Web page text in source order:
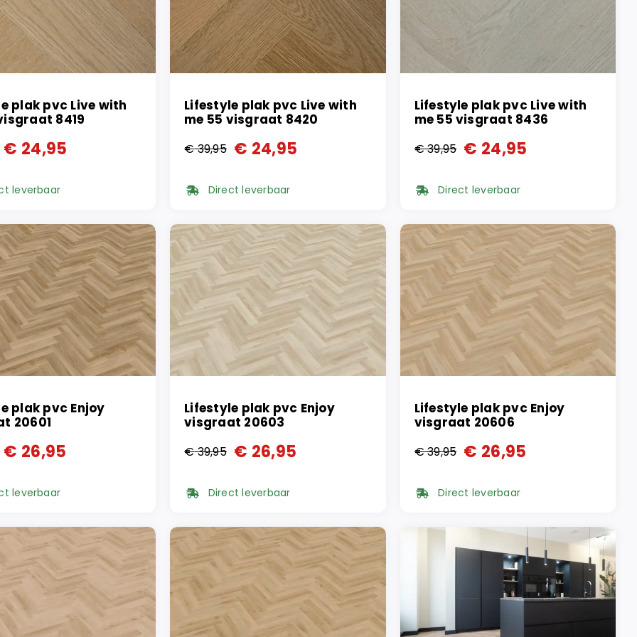
plak pvc Live with
8419
€ 24,95
leverbaar
Lifestyle plak pvc Live with
me 55 visgraat 8420
€39,95
Oorspronkelijke
prijs
€ 39,95.
€ 24,95
Huidige
prijs
€ 24,95.
Direct leverbaar
Lifestyle plak pvc Live with
me 55 visgraat 8436
€39,95
Oorspronkelijke
prijs
€ 39,95.
€ 24,95
Huidige
prijs
€ 24,95.
Direct leverbaar
plak pvc Enjoy
20601
€ 26,95
leverbaar
Lifestyle plak pvc Enjoy
visgraat 20603
€39,95
Oorspronkelijke
prijs
€ 39,95.
€ 26,95
Huidige
prijs
€ 26,95.
Direct leverbaar
Lifestyle plak pvc Enjoy
visgraat 20606
€39,95
Oorspronkelijke
prijs
€ 39,95.
€ 26,95
Huidige
prijs
€ 26,95.
Direct leverbaar